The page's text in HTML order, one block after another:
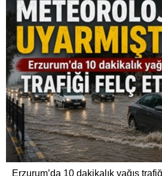
Erzurum’da 10 dakikalık yağış